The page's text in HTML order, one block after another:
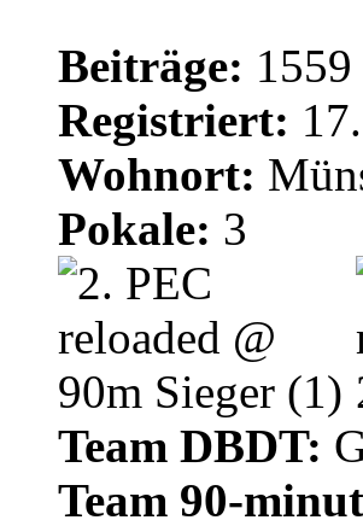
Beiträge: 1559
Registriert:
Wohnort:
Pokale: 3
Team DBDT:
Team 90-